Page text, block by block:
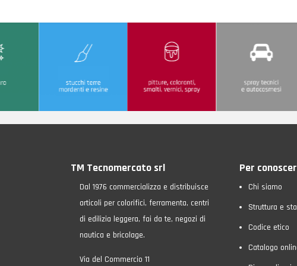
TM Tecnomercato srl
Dal 1976 commercializza e distribuisce
articoli per colorifici, ferramenta, centri
di edilizia leggera, fai da te, negozi di
nautica e bricolage.
Via del Commercio 11
Per
Chi siamo
Struttura e
Codice etico
Catalogo